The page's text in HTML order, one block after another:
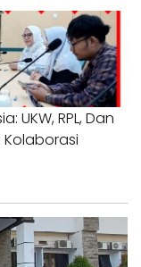
UKW, RPL, Dan